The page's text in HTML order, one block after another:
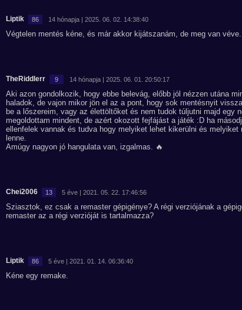
Liptik 86 14 hónapja | 2025. 06. 02. 14:38:40
Végtelen mentés kéne, és már akkor kijátszanám, de meg van véve.
TheRiddlerr 9 14 hónapja | 2025. 06. 01. 20:50:17
Aki azon gondolkozik, hogy ebbe belevág, előbb jól nézzen utána
haladok, de vajon mikor jön el az a pont, hogy sok mentésnyit
be a lőszereim, vagy az élettöltőket és nem tudok túljutni majd egy
megoldottam mindent, de azért okozott fejfájást a játék :D ha
ellenfelek vannak és tudva hogy melyiket lehet kikerülni és
lenne.
Amúgy nagyon jó hangulata van, izgalmas. 🔥
Chei2006 13 5 éve | 2021. 05. 22. 17:46:56
Sziasztok, ez csak a remaster gépigénye? A régi verziójának a
remaster az a régi verzióját is tartalmazza?
Liptik 86 5 éve | 2021. 01. 14. 06:36:40
Kéne egy remake.